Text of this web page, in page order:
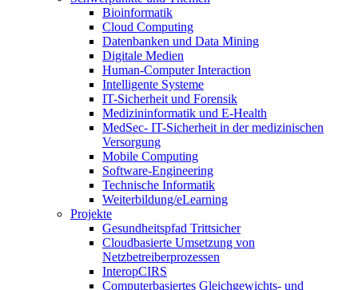
Bioinformatik
Cloud Computing
Datenbanken und Data Mining
Digitale Medien
Human-Computer Interaction
Intelligente Systeme
IT-Sicherheit und Forensik
Medizininformatik und E-Health
MedSec- IT-Sicherheit in der medizinischen
Versorgung
Mobile Computing
Software-Engineering
Technische Informatik
Weiterbildung/eLearning
Projekte
Gesundheitspfad Trittsicher
Cloudbasierte Umsetzung von
Netzbetreiberprozessen
InteropCIRS
Computerbasiertes Gleichgewichts- und